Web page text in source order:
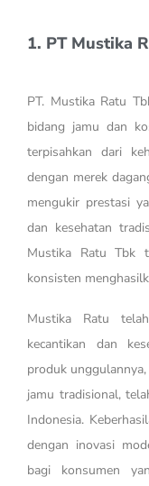
1. PT Mustika
PT. Mustika Ratu
bidang jamu dan
terpisahkan dari
dengan merek
mengukir prestasi
dan kesehatan
Mustika Ratu Tbk
konsisten
Mustika Ratu
kecantikan dan
produk
jamu tradisional,
Indonesia.
dengan inovasi
bagi konsumen